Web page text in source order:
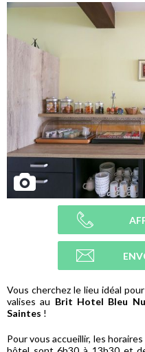
Vous cherchez le lieu idéal
valises au Brit Hotel Bleu
Saintes !
Pour vous accueillir, les